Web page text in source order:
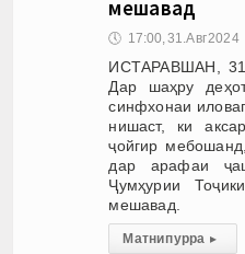
мешавад
🕔 17:00, 31.Авг 2024
ИСТАРАВШАН,
Дар шаҳру
синфхонаи
нишаст, ки
ҷойгир
дар арафаи
Ҷумҳурии
мешавад.
Матни пурра ▸